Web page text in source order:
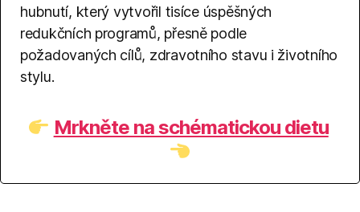
hubnutí, který vytvořil tisíce úspěšných
redukčních programů, přesně podle
požadovaných cílů, zdravotního stavu i životního
stylu.
Mrkněte na schématickou dietu